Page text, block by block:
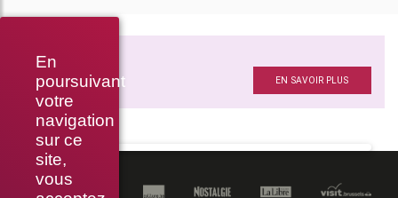
En
poursuivant
votre
navigation
sur ce
site,
vous
L’ATELIER
Avec EN SAVOIR PLUS